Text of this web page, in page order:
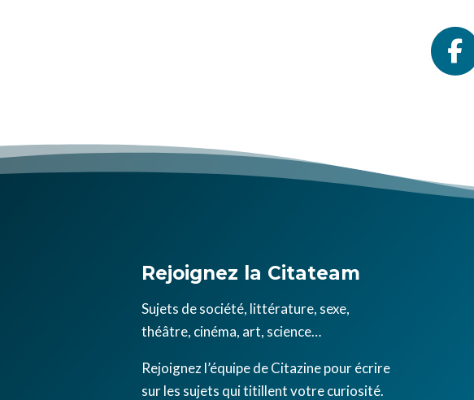
Rejoignez la Citateam
Sujets de société, littérature, sexe,
théâtre, cinéma, art, science…
Rejoignez l’équipe de Citazine pour écrire
sur les sujets qui titillent votre curiosité.